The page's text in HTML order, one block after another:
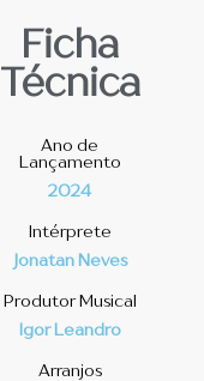
Ficha
Técnica
Ano de
Lançamento
2024
Intérprete
Jonatan Neves
Produtor Musical
Igor Leandro
Arranjos